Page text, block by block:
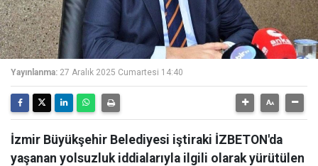
Yayınlanma: 27 Aralık 2025 Cumartesi 14:40
İzmir Büyükşehir Belediyesi iştiraki İZBETON'da
yaşanan yolsuzluk iddialarıyla ilgili olarak yürütülen